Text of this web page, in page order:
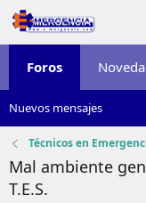
Foros
Nuevos mensajes
Técnicos en
Mal ambiente
T.E.S.